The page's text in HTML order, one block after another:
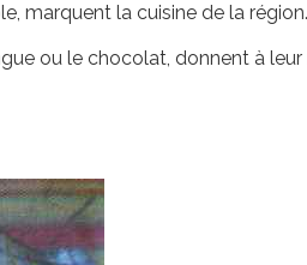
marquent la cuisine de la région.
ou le chocolat, donnent à leur